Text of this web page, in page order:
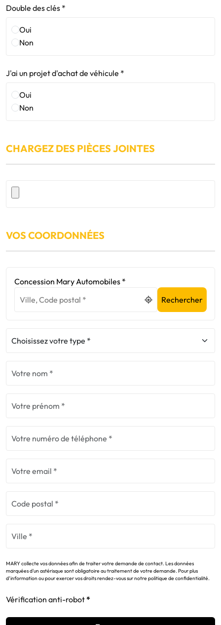
Double des clés *
Oui
Non
J'ai un projet d'achat de véhicule *
Oui
Non
CHARGEZ DES PIÈCES JOINTES
VOS COORDONNÉES
Concession Mary Automobiles *
Rechercher
MARY collecte vos données afin de traiter votre demande de contact. Les données
marquées d'un astérisque sont obligatoire au traitement de votre demande. Pour plus
d’information ou pour exercer vos droits rendez-vous sur notre politique de confidentialité.
Vérification anti-robot